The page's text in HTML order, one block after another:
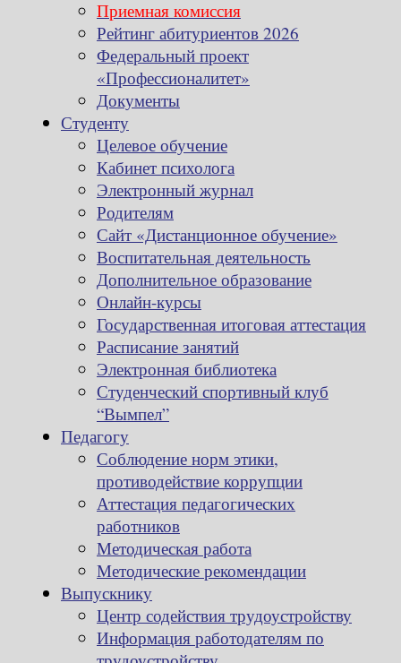
Приемная комиссия
Рейтинг абитуриентов 2026
Федеральный проект
«Профессионалитет»
Документы
Студенту
Целевое обучение
Кабинет психолога
Электронный журнал
Родителям
Сайт «Дистанционное обучение»
Воспитательная деятельность
Дополнительное образование
Онлайн-курсы
Государственная итоговая аттестация
Расписание занятий
Электронная библиотека
Студенческий спортивный клуб
“Вымпел”
Педагогу
Соблюдение норм этики,
противодействие коррупции
Аттестация педагогических
работников
Методическая работа
Методические рекомендации
Выпускнику
Центр содействия трудоустройству
Информация работодателям по